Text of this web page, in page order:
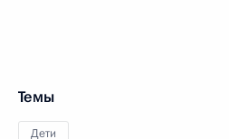
Темы
Дети